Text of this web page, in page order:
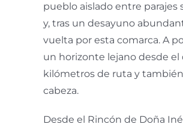
pueblo aislado entre
y, tras un desayuno
vuelta por esta comarca. A
un horizonte lejano desde
kilómetros de ruta y
cabeza.
Desde el Rincón de Doña